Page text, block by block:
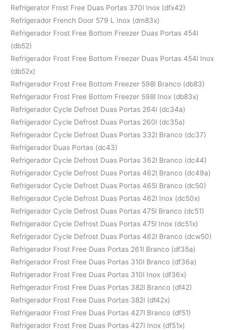
Refrigerator Frost Free Duas Portas 370l Inox (dfx42)
Refrigerador French Door 579 L Inox (dm83x)
Refrigerador Frost Free Bottom Freezer Duas Portas 454l
(db52)
Refrigerador Frost Free Bottom Freezer Duas Portas 454l Inox
(db52x)
Refrigerador Frost Free Bottom Freezer 598l Branco (db83)
Refrigerador Frost Free Bottom Freezer 598l Inox (db83x)
Refrigerador Cycle Defrost Duas Portas 264l (dc34a)
Refrigerador Cycle Defrost Duas Portas 260l (dc35a)
Refrigerador Cycle Defrost Duas Portas 332l Branco (dc37)
Refrigerador Duas Portas (dc43)
Refrigerador Cycle Defrost Duas Portas 362l Branco (dc44)
Refrigerador Cycle Defrost Duas Portas 462l Branco (dc49a)
Refrigerador Cycle Defrost Duas Portas 465l Branco (dc50)
Refrigerador Cycle Defrost Duas Portas 462l Inox (dc50x)
Refrigerador Cycle Defrost Duas Portas 475l Branco (dc51)
Refrigerador Cycle Defrost Duas Portas 475l Inox (dc51x)
Refrigerador Cycle Defrost Duas Portas 462l Branco (dcw50)
Refrigerador Frost Free Duas Portas 261l Branco (df35a)
Refrigerador Frost Free Duas Portas 310l Branco (df36a)
Refrigerador Frost Free Duas Portas 310l Inox (df36x)
Refrigerador Frost Free Duas Portas 382l Branco (df42)
Refrigerador Frost Free Duas Portas 382l (df42x)
Refrigerador Frost Free Duas Portas 427l Branco (df51)
Refrigerador Frost Free Duas Portas 427l Inox (df51x)